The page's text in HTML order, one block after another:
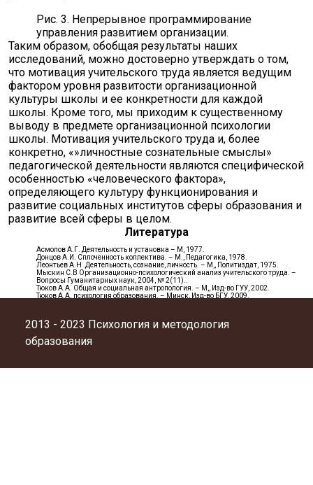
Рис. 3. Непрерывное программирование
управления развитием организации.
Таким образом, обобщая результаты наших
исследований, можно достоверно утверждать о том,
что мотивация учительского труда является ведущим
фактором уровня развитости организационной
культуры школы и ее конкретности для каждой
школы. Кроме того, мы приходим к существенному
выводу в предмете организационной психологии
школы. Мотивация учительского труда и, более
конкретно, «»личностные сознательные смыслы»
педагогической деятельности являются специфической
особенностью «человеческого фактора»,
определяющего культуру функционирования и
развитие социальных институтов сферы образования и
развитие всей сферы в целом.
Литература
Асмолов А.Г. Деятельность и установка – М, 1977.
Донцов А.И. Сплоченность коллектива. – М., Педагогика, 1978.
Леонтьев А.Н .Деятельность, сознание, личность. – М,, Политиздат, 1975.
Мыскин С.В Организационно-психологический анализ учительского труда. –
Вопросы Гуманитарных наук, 2004, № 2(11)..
Тюков А.А. Общая и социальная антропология. – М,, Изд-во ГУУ, 2002.
Тюков А.А. психология образования. – Минск, Изд-во БГУ, 2009.
2013 - 2023 Психология и методология
образования